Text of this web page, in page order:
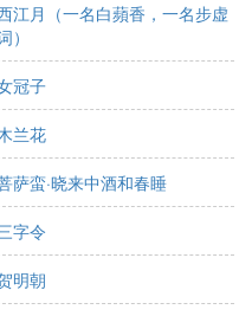
江月（一名白蘋香，一名步虚
）
冠子
兰花
萨蛮·晓来中酒和春睡
字令
明朝